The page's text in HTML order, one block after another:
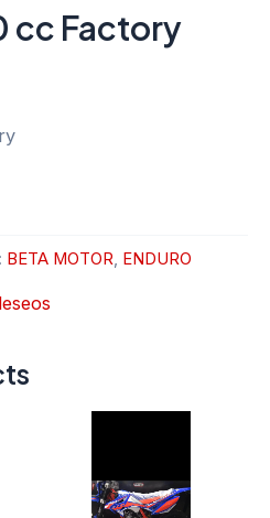
cc Factory
BETA MOTOR ENDURO